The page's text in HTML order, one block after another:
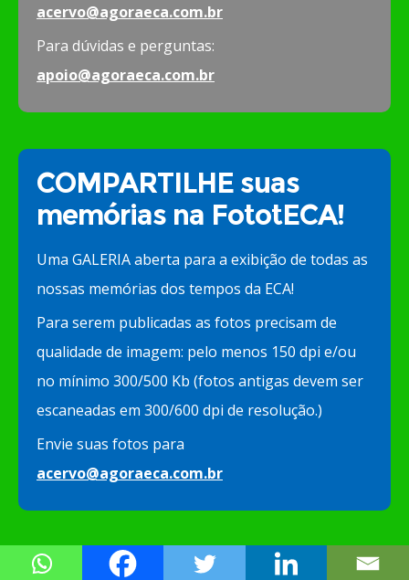
acervo@agoraeca.com.br
Para dúvidas e perguntas:
apoio@agoraeca.com.br
COMPARTILHE suas
memórias na FototECA!
Uma GALERIA aberta para a exibição de todas as
nossas memórias dos tempos da ECA!
Para serem publicadas as fotos precisam de
qualidade de imagem: pelo menos 150 dpi e/ou
no mínimo 300/500 Kb (fotos antigas devem ser
escaneadas em 300/600 dpi de resolução.)
Envie suas fotos para
acervo@agoraeca.com.br
POSTAGENS